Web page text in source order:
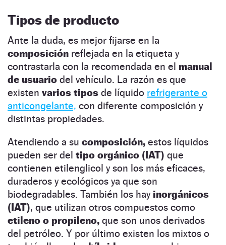
Tipos de producto
Ante la duda, es mejor fijarse en la
composición reflejada en la etiqueta y
contrastarla con la recomendada en el manual
de usuario del vehículo. La razón es que
existen varios tipos de líquido refrigerante o
anticongelante, con diferente composición y
distintas propiedades.
Atendiendo a su composición, estos líquidos
pueden ser del tipo orgánico (IAT) que
contienen etilenglicol y son los más eficaces,
duraderos y ecológicos ya que son
biodegradables. También los hay inorgánicos
(IAT), que utilizan otros compuestos como
etileno o propileno, que son unos derivados
del petróleo. Y por último existen los mixtos o